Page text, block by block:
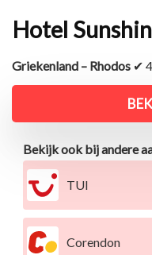
Hotel
Griekenland – Rhodos ✔
Bekijk ook bij andere
TUI
Corendon